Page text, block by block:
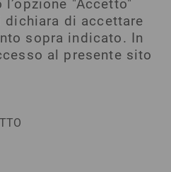
"Accetto"
di accettare
sopra indicato. In
al presente sito